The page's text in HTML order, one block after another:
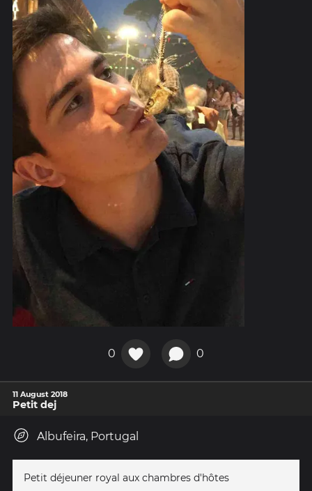
0 0
11 August 2018
Petit dej
Albufeira, Portugal
Petit déjeuner royal aux chambres d'hôtes